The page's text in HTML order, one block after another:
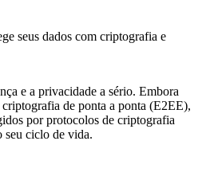
seus dados com criptografia e
e a privacidade a sério. Embora
de ponta a ponta (E2EE),
por protocolos de criptografia
seu ciclo de vida.